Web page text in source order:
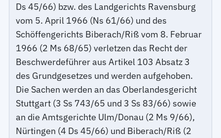
Ds 45/66) bzw. des Landgerichts Ravensburg
vom 5. April 1966 (Ns 61/66) und des
Schöffengerichts Biberach/Riß vom 8. Februar
1966 (2 Ms 68/65) verletzen das Recht der
Beschwerdeführer aus Artikel 103 Absatz 3
des Grundgesetzes und werden aufgehoben.
Die Sachen werden an das Oberlandesgericht
Stuttgart (3 Ss 743/65 und 3 Ss 83/66) sowie
an die Amtsgerichte Ulm/Donau (2 Ms 9/66),
Nürtingen (4 Ds 45/66) und Biberach/Riß (2